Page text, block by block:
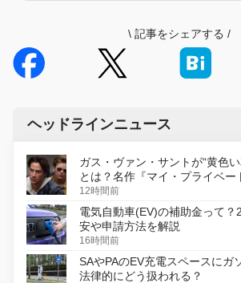
\ 記事をシェアする /
ヘッドラインニュース
ガス・ヴァン・サントが“黄色
とは？名作『マイ・プライベー
初のデジタルリマスター版で復活
12時間前
電気自動車(EV)の補助金って？
安や申請方法を解説
16時間前
SAやPAのEV充電スペースにガ
法律的にどう扱われる？